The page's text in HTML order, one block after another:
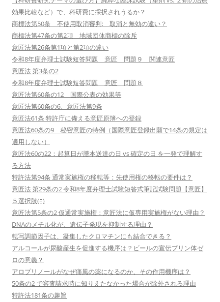
効果比較など）で、科研費に採択されうるか？
商標法第50条 不使用取消審判: 取消と無効の違い？
商標法第47条の第2項 地域団体商標の除斥
意匠法第26条第1項と第2項の違い
令和8年度弁理士試験短答問題 意匠 問題９ 関連意匠
意匠法 第3条の2
令和8年度弁理士試験短答問題 意匠 問題８
意匠法第60条の12 国際公表の効果等
意匠法第60条の6、意匠法第9条
意匠法61条 特許庁に備える意匠原簿への登録
意匠法60条の9 秘密意匠の特例（国際意匠登録出願で14条の規定は
適用しない）
意匠法60の22：起算日が謄本送達の日 vs 確定の日 を一発で理解す
る方法
特許法第94条 通常実施権の移転等：先使用権の移転の要件は？
意匠法 第29条の2 令和8年度弁理士試験短答式筆記試験問題【意匠】
５選択肢(ﾆ)
意匠法第5条の2 仮通常実施権：意匠法に仮専用実施権がない理由？
DNAのメチル化が、遺伝子発現を抑制する理由？
転写調節因子は、凝集したクロマチンにも結合できる？
アルコールが尿酸産生を促進する機序は？ビールの宣伝プリン体ゼ
ロの意義？
アロプリノールがなぜ痛風の薬になるのか、その作用機序は？
50条の2 で審査請求時に知りえたなかった場合が除外される理由
特許法181条の趣旨